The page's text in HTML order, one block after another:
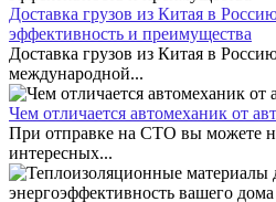
Доставка грузов из Китая в
эффективность и преимущества
Доставка грузов из Китая в
международной...
Чем отличается автомеханик от
При отправке на СТО вы можете
интересных...